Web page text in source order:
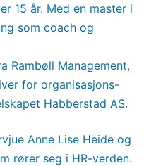
15 år. Med en master i
som coach og
Rambøll Management,
for organisasjons-
Habberstad AS.
Anne Lise Heide og
rører seg i HR-verden.